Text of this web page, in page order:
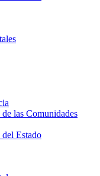
las Comunidades
Estado